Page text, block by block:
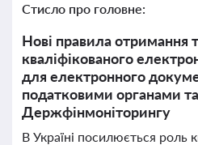
Стисло про головне:
Нові правила отримання
кваліфікованого
для електронного
податковими органами
Держфінмоніторингу
В Україні посилюється роль